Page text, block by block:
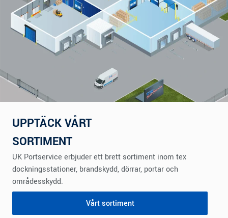
UPPTÄCK VÅRT
SORTIMENT
UK Portservice erbjuder ett brett sortiment inom tex
dockningsstationer, brandskydd, dörrar, portar och
områdesskydd.
Vårt sortiment